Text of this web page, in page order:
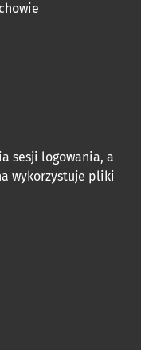
sesji logowania, a
wykorzystuje pliki